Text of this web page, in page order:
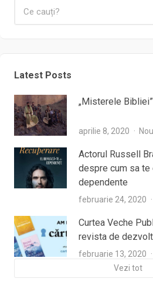
Latest Posts
„Misterele
aprilie 8, 2020
Actorul Russell
despre cum sa
dependente
februarie 24, 2020
Curtea Veche
revista de
februarie 13, 2020
Vezi tot